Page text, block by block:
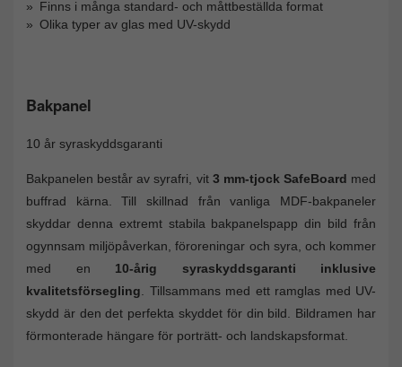
Finns i många standard- och måttbeställda format
Olika typer av glas med UV-skydd
Bakpanel
10 år syraskyddsgaranti
Bakpanelen består av syrafri, vit3 mm-tjock SafeBoard med
buffrad kärna. Till skillnad från vanliga MDF-bakpaneler
skyddar denna extremt stabila bakpanelspapp din bild från
ogynnsam miljöpåverkan, föroreningar och syra, och kommer
med en 10-årig syraskyddsgaranti inklusive
kvalitetsförsegling. Tillsammans med ett ramglas med UV-
skydd är den det perfekta skyddet för din bild. Bildramen har
förmonterade hängare för porträtt- och landskapsformat.